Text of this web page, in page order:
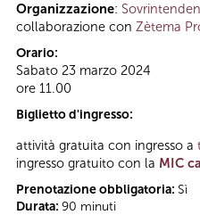
Organizzazione:
collaborazione con Zètema
Orario:
Sabato 23 marzo 2024
ore 11.00
Biglietto d'ingresso:
attività gratuita con ingresso a
ingresso gratuito con la MIC
Prenotazione obbligatoria: Sì
Durata: 90 minuti